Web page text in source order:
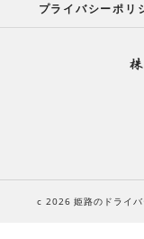
プライバシーポリ
c 2026 姫路のドライバ